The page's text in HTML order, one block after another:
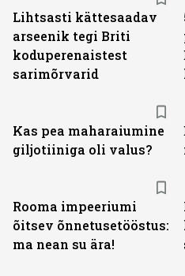
Lihtsasti kättesaadav
arseenik tegi Briti
koduperenaistest
sarimõrvarid
Kas pea maharaiumine
giljotiiniga oli valus?
Rooma impeeriumi
õitsev õnnetusetööstus:
ma nean su ära!